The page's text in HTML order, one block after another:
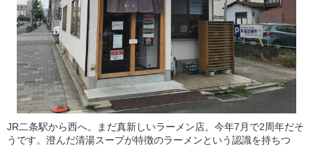
JR二条駅から西へ。まだ真新しいラーメン店。今年7月で2周年だそ
うです。澄んだ清湯スープが特徴のラーメンという認識を持ちつ